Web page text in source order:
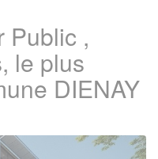
Public ,
le plus
DIENAY